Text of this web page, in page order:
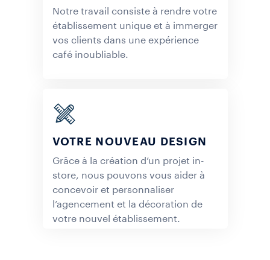
Notre travail consiste à rendre votre
établissement unique et à immerger
vos clients dans une expérience
café inoubliable.
VOTRE NOUVEAU DESIGN
Grâce à la création d’un projet in-
store, nous pouvons vous aider à
concevoir et personnaliser
l’agencement et la décoration de
votre nouvel établissement.